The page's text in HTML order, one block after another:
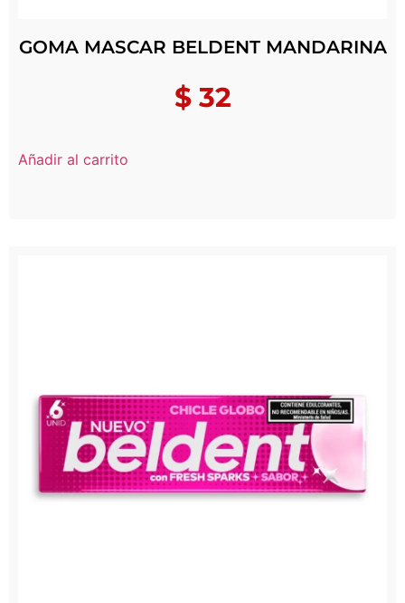
GOMA MASCAR BELDENT MANDARINA
$32
Añadir al carrito